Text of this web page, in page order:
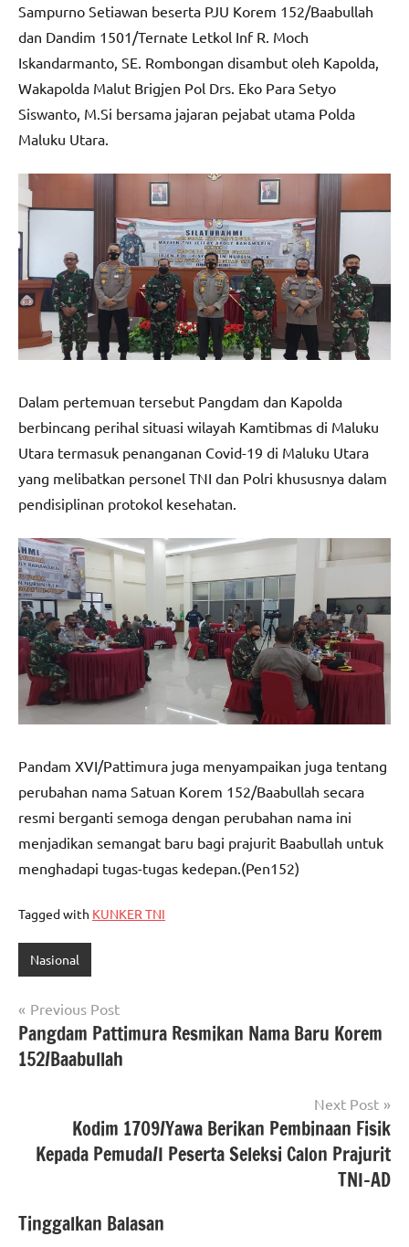
Sampurno Setiawan beserta PJU Korem 152/Baabullah
dan Dandim 1501/Ternate Letkol Inf R. Moch
Iskandarmanto, SE. Rombongan disambut oleh Kapolda,
Wakapolda Malut Brigjen Pol Drs. Eko Para Setyo
Siswanto, M.Si bersama jajaran pejabat utama Polda
Maluku Utara.
Dalam pertemuan tersebut Pangdam dan Kapolda
berbincang perihal situasi wilayah Kamtibmas di Maluku
Utara termasuk penanganan Covid-19 di Maluku Utara
yang melibatkan personel TNI dan Polri khususnya dalam
pendisiplinan protokol kesehatan.
Pandam XVI/Pattimura juga menyampaikan juga tentang
perubahan nama Satuan Korem 152/Baabullah secara
resmi berganti semoga dengan perubahan nama ini
menjadikan semangat baru bagi prajurit Baabullah untuk
menghadapi tugas-tugas kedepan.(Pen152)
Tagged with KUNKER TNI
Nasional
Navigasi
pos
Previous Post
Pangdam Pattimura Resmikan Nama Baru Korem
152/Baabullah
Next Post
Kodim 1709/Yawa Berikan Pembinaan Fisik
Kepada Pemuda/I Peserta Seleksi Calon Prajurit
TNI-AD
Tinggalkan Balasan